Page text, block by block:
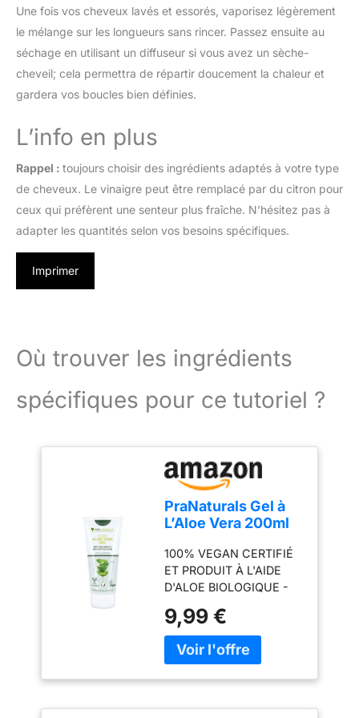
Une fois vos cheveux lavés et essorés, vaporisez légèrement
le mélange sur les longueurs sans rincer. Passez ensuite au
séchage en utilisant un diffuseur si vous avez un sèche-
cheveil; cela permettra de répartir doucement la chaleur et
gardera vos boucles bien définies.
L’info en plus
Rappel : toujours choisir des ingrédients adaptés à votre type
de cheveux. Le vinaigre peut être remplacé par du citron pour
ceux qui préfèrent une senteur plus fraîche. N’hésitez pas à
adapter les quantités selon vos besoins spécifiques.
Imprimer
Où trouver les ingrédients
spécifiques pour ce tutoriel ?
PraNaturals Gel à
L’Aloe Vera 200ml
Apaisant naturel
100% VEGAN CERTIFIÉ
ET PRODUIT À L'AIDE
D'ALOE BIOLOGIQUE -
mûres de culture
biologique
soigneusement
avant que le gel n'en soit
9,99 €